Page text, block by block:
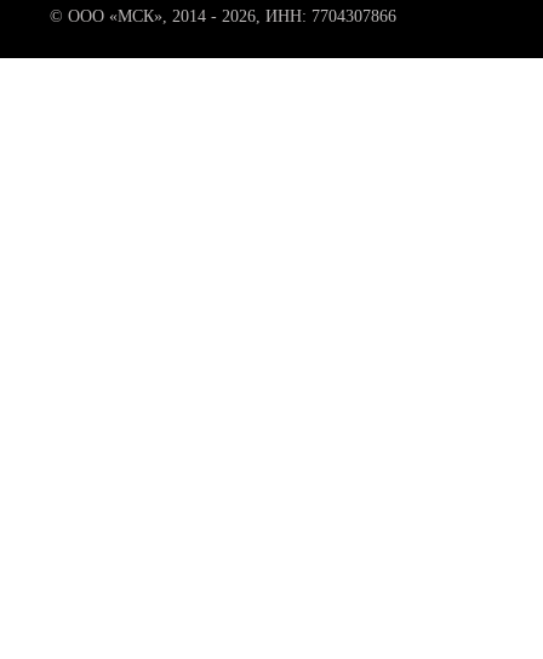
© ООО «МСК», 2014 - 2026, ИНН: 7704307866